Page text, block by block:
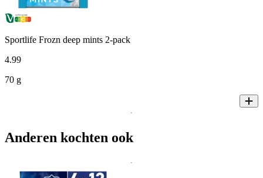
Sportlife Frozn deep mints 2-pack
4.99
70 g
Anderen kochten ook